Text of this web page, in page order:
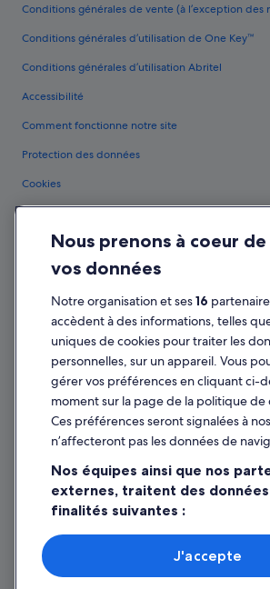
Conditions générales de vente (à l’exception des
Conditions générales d’utilisation de One Key™
Conditions générales d’utilisation Abritel
Accessibilité
Comment fonctionne notre site
Protection des données
Cookies
Mentions légales / Nous contacter
Directives de contenu et signalement de contenus
Assistance
Annuler votre vol
Annuler une réservation d'hôtel ou de location de
Délais de remboursement
Documents de voyage internationaux
Parmi les moyens de paiement acceptés sur
Nous prenons à coeur
vos données
Notre organisation et ses16
accèdent à des informations, telles
uniques de cookies pour traiter les
personnelles, sur un appareil. Vous
gérer vos préférences en cliquant ci-
moment sur la page de la politique
Ces préférences seront signalées à
n’affecteront pas les données de
Nos équipes ainsi que nos
externes, traitent des
finalités suivantes :
Utiliser des données de géolocalisation
activement les caractéristiques de
l’identification. Stocker et/ou accéder à
J'accepte